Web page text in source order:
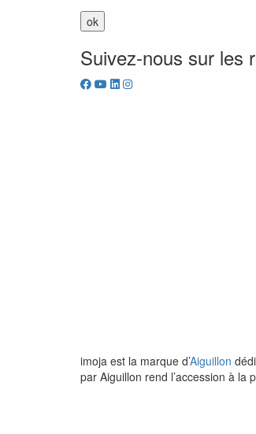
Suivez-nous sur les
imoja est la marque d’Aiguillon
par Aiguillon rend l’accession à